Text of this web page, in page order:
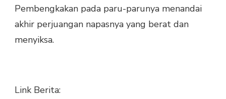
Pembengkakan pada paru-parunya menandai
akhir perjuangan napasnya yang berat dan
menyiksa.
Link Berita: